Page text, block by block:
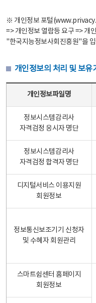
※ 개인정보 포털
=> 개인정보 열람등 요구 => 개
"한국지능정보사회진흥원"을
개인정보의 처리 및 보유
개인정보파일명
정보시스템감리사
자격검정 응시자 명단
정보시스템감리사
자격검정 합격자 명단
디지털서비스 이용지원
회원정보
정보통신보조기기 신청자
및 수혜자 회원관리
스마트쉼센터 홈페이지
회원정보